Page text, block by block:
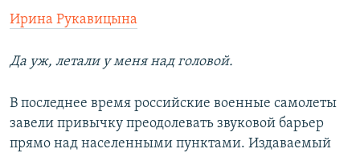
Ирина Рукавицына
Да уж, летали у меня над головой.
В последнее время российские военные самолеты
завели привычку преодолевать звуковой барьер
прямо над населенными пунктами. Издаваемый